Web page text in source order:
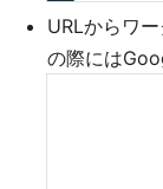
URLからワ
の際には